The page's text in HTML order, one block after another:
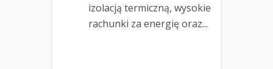
izolacją termiczną, wysokie
rachunki za energię oraz...